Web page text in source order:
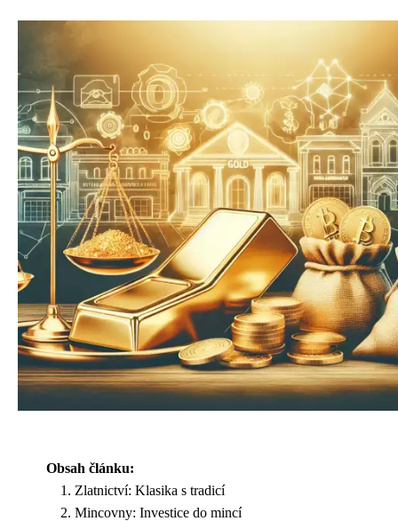
Obsah článku:
Zlatnictví: Klasika s tradicí
Mincovny: Investice do mincí